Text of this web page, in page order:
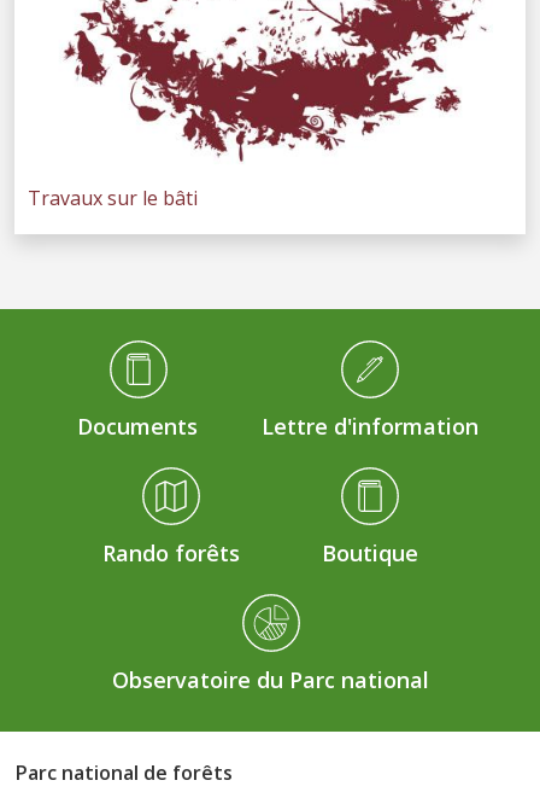
Travaux sur le bâti
Médiathèque Footer
Documents Lettre d'information
Rando forêts Boutique
Observatoire du Parc national
Parc national de forêts